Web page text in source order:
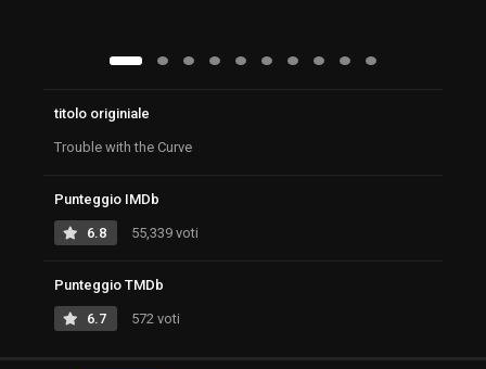
titolo originiale
Trouble with the Curve
Punteggio IMDb
6.8 55,339 voti
Punteggio TMDb
6.7 572 voti